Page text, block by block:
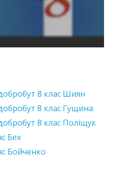
8 клас Шиян
8 клас Гущина
8 клас Поліщук
Бех
Бойченко